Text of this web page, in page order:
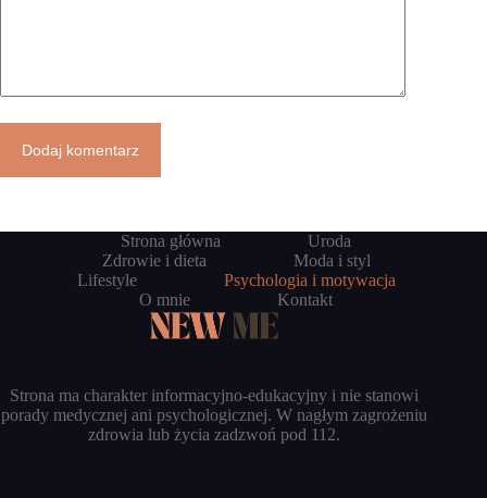
Dodaj komentarz
Strona główna
Uroda
Zdrowie i dieta
Moda i styl
Lifestyle
Psychologia i motywacja
O mnie
Kontakt
Strona ma charakter informacyjno-edukacyjny i nie stanowi
porady medycznej ani psychologicznej. W nagłym zagrożeniu
zdrowia lub życia zadzwoń pod 112.